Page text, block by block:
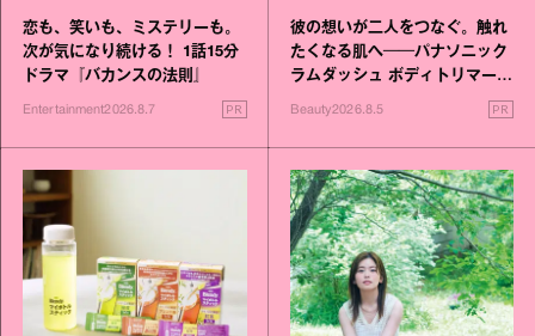
恋も、笑いも、ミステリーも。
次が気になり続ける！ 1話15分
ドラマ『バカンスの法則』
Entertainment2026.8.7 PR
彼の想いが二人をつなぐ。触れ
たくなる肌へ──パナソニック
ラムダッシュ ボディトリマーが
Beauty2026.8.5 PR